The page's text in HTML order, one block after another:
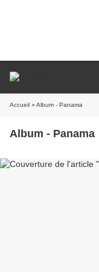
Accueil » Album - Panama
Album - Panama